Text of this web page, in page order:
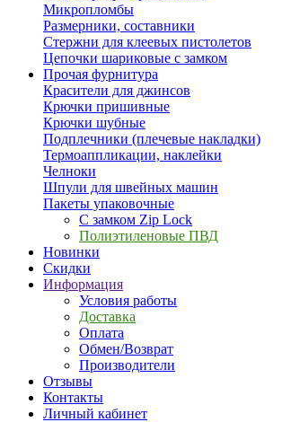
Микропломбы
Размерники, составники
Стержни для клеевых пистолетов
Цепочки шариковые с замком
Прочая фурнитура
Красители для джинсов
Крючки пришивные
Крючки шубные
Подплечники (плечевые накладки)
Термоаппликации, наклейки
Челноки
Шпули для швейных машин
Пакеты упаковочные
С замком Zip Lock
Полиэтиленовые ПВД
Новинки
Скидки
Информация
Условия работы
Доставка
Оплата
Обмен/Возврат
Производители
Отзывы
Контакты
Личный кабинет